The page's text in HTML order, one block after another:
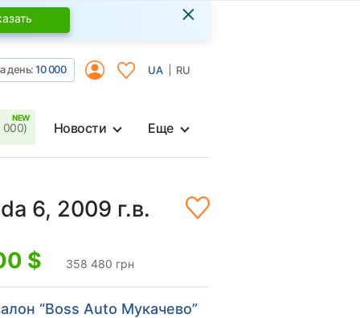
×
день:10 000 UA RU
000) Новости Еще
6, 2009 г.в.
$ 358 480 грн
“Boss Auto Мукачево”